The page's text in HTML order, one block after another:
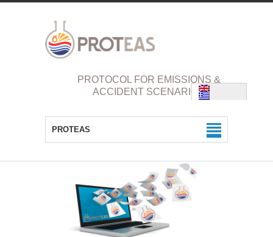
PROTOCOL FOR EMISSIONS &
ACCIDENT SCENARIOS
PROTEAS